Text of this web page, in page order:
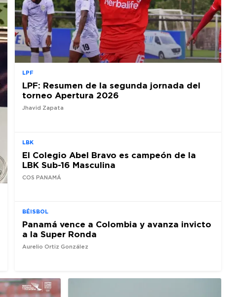
LPF
LPF: Resumen de la segunda jornada del
torneo Apertura 2026
Jhavid Zapata
LBK
El Colegio Abel Bravo es campeón de la
LBK Sub-16 Masculina
COS PANAMÁ
BÉISBOL
Panamá vence a Colombia y avanza invicto
a la Super Ronda
Aurelio Ortiz González